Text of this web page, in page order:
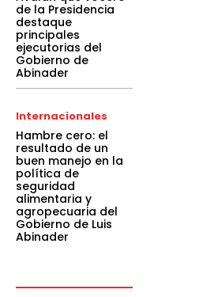
de la Presidencia
destaque
principales
ejecutorias del
Gobierno de
Abinader
Internacionales
Hambre cero: el
resultado de un
buen manejo en la
política de
seguridad
alimentaria y
agropecuaria del
Gobierno de Luis
Abinader